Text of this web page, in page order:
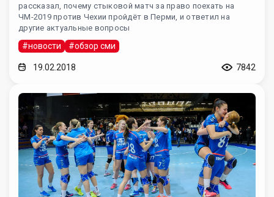
рассказал, почему стыковой матч за право поехать на
ЧМ-2019 против Чехии пройдёт в Перми, и ответил на
другие актуальные вопросы
#новости #обзор сми
19.02.2018 7842